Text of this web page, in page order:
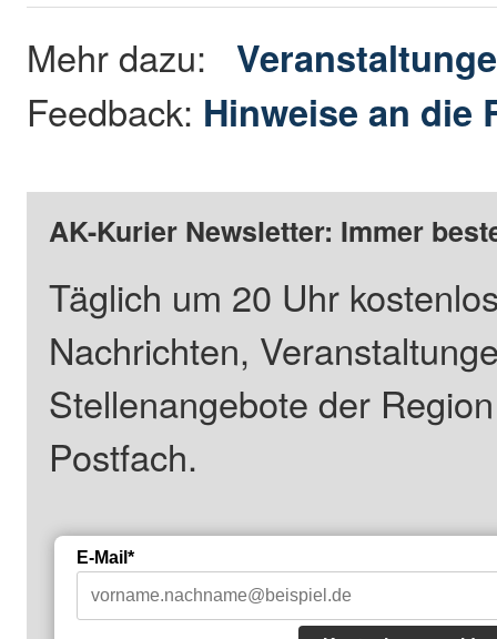
Mehr dazu:
Feedback: Hinweise an die
AK-Kurier Newsletter: Immer
Täglich um 20 Uhr
Nachrichten,
Stellenangebote der
Postfach.
E-Mail*